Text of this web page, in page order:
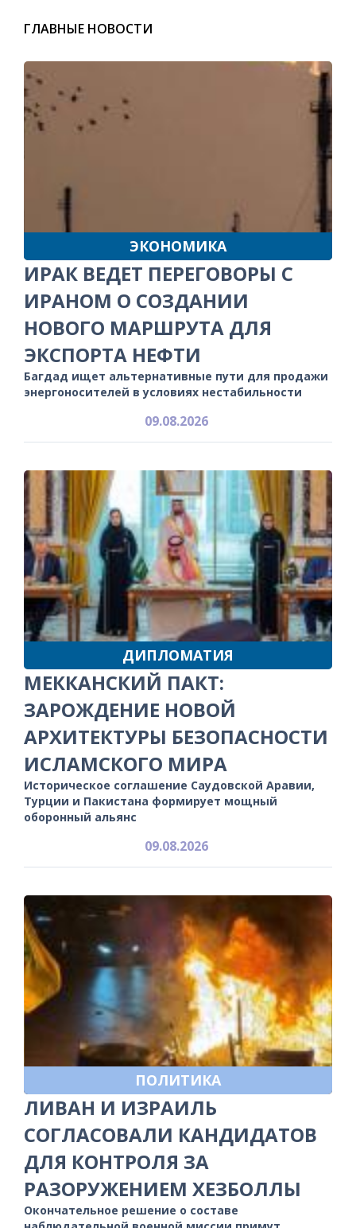
ГЛАВНЫЕ НОВОСТИ
ЭКОНОМИКА
ИРАК ВЕДЕТ ПЕРЕГОВОРЫ С
ИРАНОМ О СОЗДАНИИ
НОВОГО МАРШРУТА ДЛЯ
ЭКСПОРТА НЕФТИ
Багдад ищет альтернативные пути для продажи
энергоносителей в условиях нестабильности
09.08.2026
ДИПЛОМАТИЯ
МЕККАНСКИЙ ПАКТ:
ЗАРОЖДЕНИЕ НОВОЙ
АРХИТЕКТУРЫ БЕЗОПАСНОСТИ
ИСЛАМСКОГО МИРА
Историческое соглашение Саудовской Аравии,
Турции и Пакистана формирует мощный
оборонный альянс
09.08.2026
ПОЛИТИКА
ЛИВАН И ИЗРАИЛЬ
СОГЛАСОВАЛИ КАНДИДАТОВ
ДЛЯ КОНТРОЛЯ ЗА
РАЗОРУЖЕНИЕМ ХЕЗБОЛЛЫ
Окончательное решение о составе